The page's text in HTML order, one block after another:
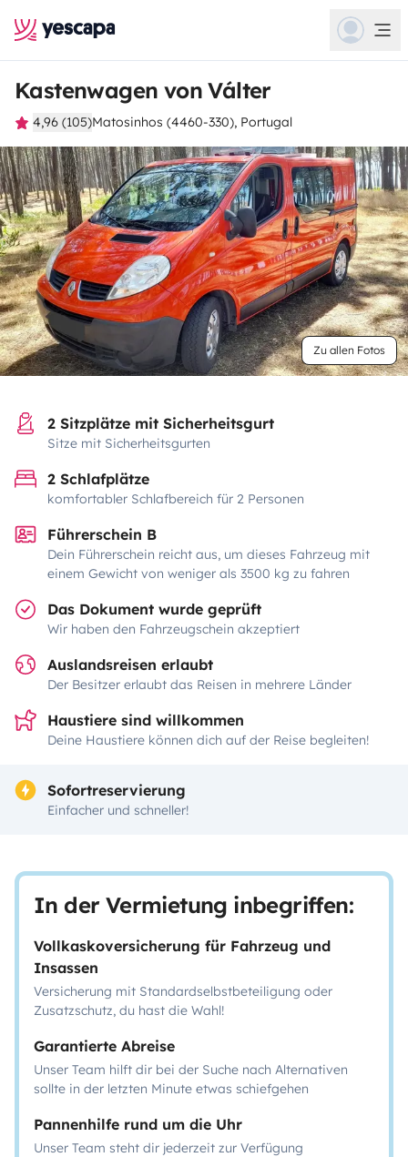
Kastenwagen von Válter
4,96 (105)Matosinhos (4460-330), Portugal
Zu allen Fotos
2 Sitzplätze mit Sicherheitsgurt
Sitze mit Sicherheitsgurten
2 Schlafplätze
komfortabler Schlafbereich für 2 Personen
Führerschein B
Dein Führerschein reicht aus, um dieses Fahrzeug mit
einem Gewicht von weniger als 3500 kg zu fahren
Das Dokument wurde geprüft
Wir haben den Fahrzeugschein akzeptiert
Auslandsreisen erlaubt
Der Besitzer erlaubt das Reisen in mehrere Länder
Haustiere sind willkommen
Deine Haustiere können dich auf der Reise begleiten!
Sofortreservierung
Einfacher und schneller!
In der Vermietung inbegriffen:
Vollkaskoversicherung für Fahrzeug und
Insassen
Versicherung mit Standardselbstbeteiligung oder
Zusatzschutz, du hast die Wahl!
Garantierte Abreise
Unser Team hilft dir bei der Suche nach Alternativen
sollte in der letzten Minute etwas schiefgehen
Pannenhilfe rund um die Uhr
Unser Team steht dir jederzeit zur Verfügung